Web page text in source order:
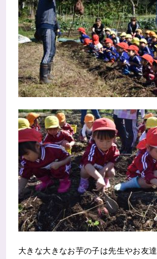
大きな大きなお芋の子は先生やお友